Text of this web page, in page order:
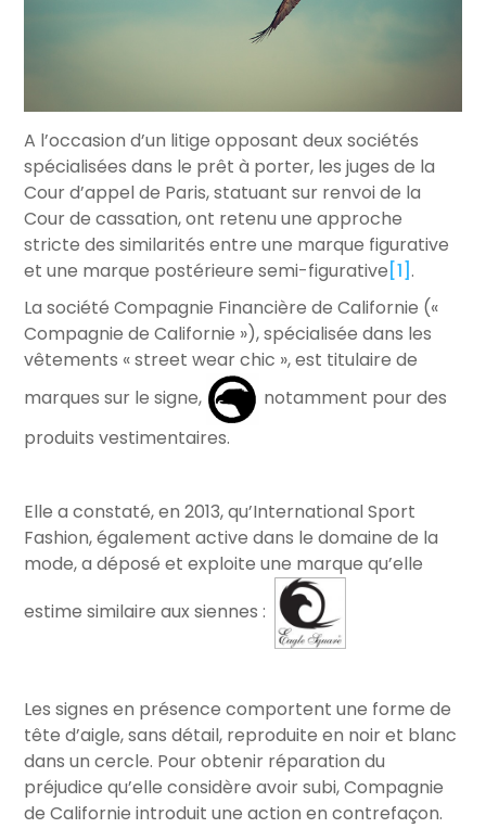
A l’occasion d’un litige opposant deux sociétés
spécialisées dans le prêt à porter, les juges de la
Cour d’appel de Paris, statuant sur renvoi de la
Cour de cassation, ont retenu une approche
stricte des similarités entre une marque figurative
et une marque postérieure semi-figurative [1].
La société Compagnie Financière de Californie («
Compagnie de Californie »), spécialisée dans les
vêtements « street wear chic », est titulaire de
marques sur le signe,
notamment pour des
produits vestimentaires.
Elle a constaté, en 2013, qu’International Sport
Fashion, également active dans le domaine de la
mode, a déposé et exploite une marque qu’elle
estime similaire aux siennes :
Les signes en présence comportent une forme de
tête d’aigle, sans détail, reproduite en noir et blanc
dans un cercle. Pour obtenir réparation du
préjudice qu’elle considère avoir subi, Compagnie
de Californie introduit une action en contrefaçon.